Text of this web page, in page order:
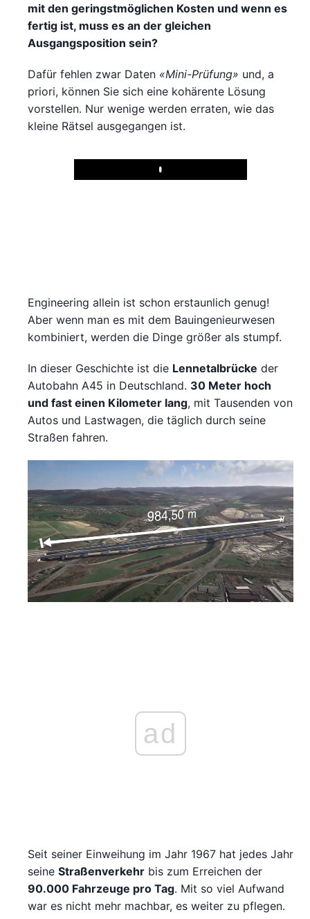
mit den geringstmöglichen Kosten und wenn es
fertig ist, muss es an der gleichen
Ausgangsposition sein?
Dafür fehlen zwar Daten «Mini-Prüfung» und, a
priori, können Sie sich eine kohärente Lösung
vorstellen. Nur wenige werden erraten, wie das
kleine Rätsel ausgegangen ist.
Play
Engineering allein ist schon erstaunlich genug!
Aber wenn man es mit dem Bauingenieurwesen
kombiniert, werden die Dinge größer als stumpf.
In dieser Geschichte ist die Lennetalbrücke der
Autobahn A45 in Deutschland. 30 Meter hoch
und fast einen Kilometer lang, mit Tausenden von
Autos und Lastwagen, die täglich durch seine
Straßen fahren.
ad
Seit seiner Einweihung im Jahr 1967 hat jedes Jahr
seine Straßenverkehr bis zum Erreichen der
90.000 Fahrzeuge pro Tag. Mit so viel Aufwand
war es nicht mehr machbar, es weiter zu pflegen.